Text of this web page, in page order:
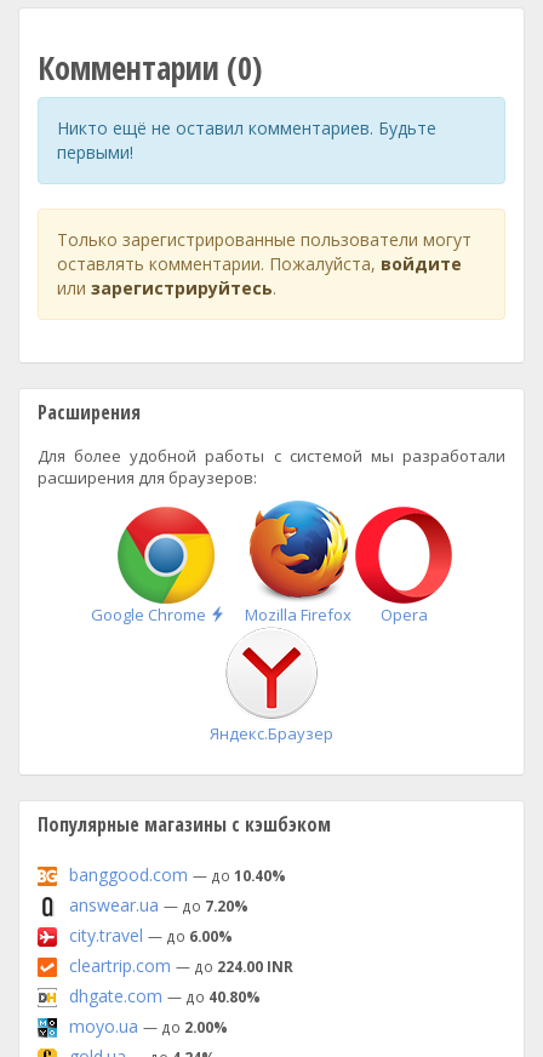
Комментарии (0)
Никто ещё не оставил комментариев. Будьте
первыми!
Только зарегистрированные пользователи могут
оставлять комментарии. Пожалуйста, войдите
или зарегистрируйтесь.
Расширения
Для более удобной работы с системой мы разработали
расширения для браузеров:
Google Chrome
Быстрая
установка
Mozilla Firefox Opera
Яндекс.Браузер
Популярные магазины с кэшбэком
banggood.com — до 10.40%
answear.ua — до 7.20%
city.travel — до 6.00%
cleartrip.com — до 224.00 INR
dhgate.com — до 40.80%
moyo.ua — до 2.00%